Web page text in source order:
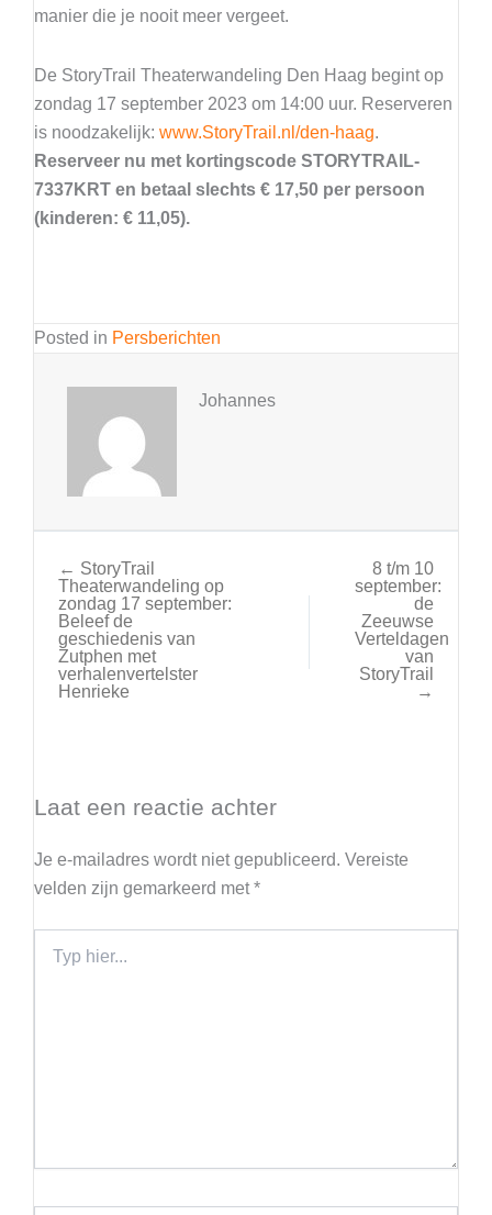
manier die je nooit meer vergeet.
De StoryTrail Theaterwandeling Den Haag begint op
zondag 17 september 2023 om 14:00 uur. Reserveren
is noodzakelijk: www.StoryTrail.nl/den-haag.
Reserveer nu met kortingscode STORYTRAIL-
7337KRT en betaal slechts € 17,50 per persoon
(kinderen: € 11,05).
Posted in Persberichten
Johannes
← StoryTrail
Theaterwandeling op
zondag 17 september:
Beleef de
geschiedenis van
Zutphen met
verhalenvertelster
Henrieke
8 t/m 10
september:
de
Zeeuwse
Verteldagen
van
StoryTrail
→
Laat een reactie achter
Je e-mailadres wordt niet gepubliceerd. Vereiste
velden zijn gemarkeerd met*
hier...